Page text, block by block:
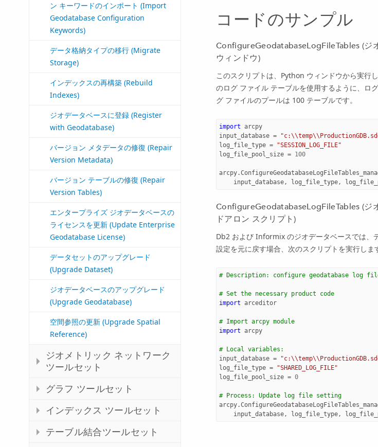
ン キーワードのインポート (Import
Geodatabase Configuration
Keywords)
データ格納タイプの移行 (Migrate
Storage)
インデックスの再構築 (Rebuild
Indexes)
ジオデータベースに登録 (Register
with Geodatabase)
バージョン メタデータの修復 (Repair
Version Metadata)
バージョン テーブルの修復 (Repair
Version Tables)
エンタープライズ ジオデータベースの
ライセンスを更新 (Update Enterprise
Geodatabase License)
データセットのアップグレード
(Upgrade Dataset)
ジオデータベースのアップグレード
(Upgrade Geodatabase)
空間参照の更新 (Upgrade Spatial
Reference)
ジオメトリック ネットワーク
ツールセット
グラフ ツールセット
インデックス ツールセット
テーブル結合ツールセット
コードのサンプル
ConfigureGeodatabaseLogFileTables (ジ
ウィンドウ)
このスクリプトは、 Python ウィンドウから実行
のログ ファイル テーブルを使用するように、ロ
グ ファイルのプールは 100 テーブルです。
import arcpy
input_database = "c:\\temp\\
log_file_type =
"SESSION_LOG_FILE"
log_file_pool_size = 100
arcpy.
input_database, log_file_type,
ConfigureGeodatabaseLogFileTables (ジ
ドアロン スクリプト)
Db2 および Informix のジオデータベースでは、
設定を元に戻す場合、次のスクリプトを実行しま
# Description: configure geodatabase log
# Set the necessary product code
import arceditor
# Import arcpy module
import arcpy
# Local variables:
input_database = "c:\\temp\\
log_file_type =
"SHARED_LOG_FILE"
log_file_pool_size = 0
# Process: Update log file setting
arcpy.
input_database , log_file_type ,